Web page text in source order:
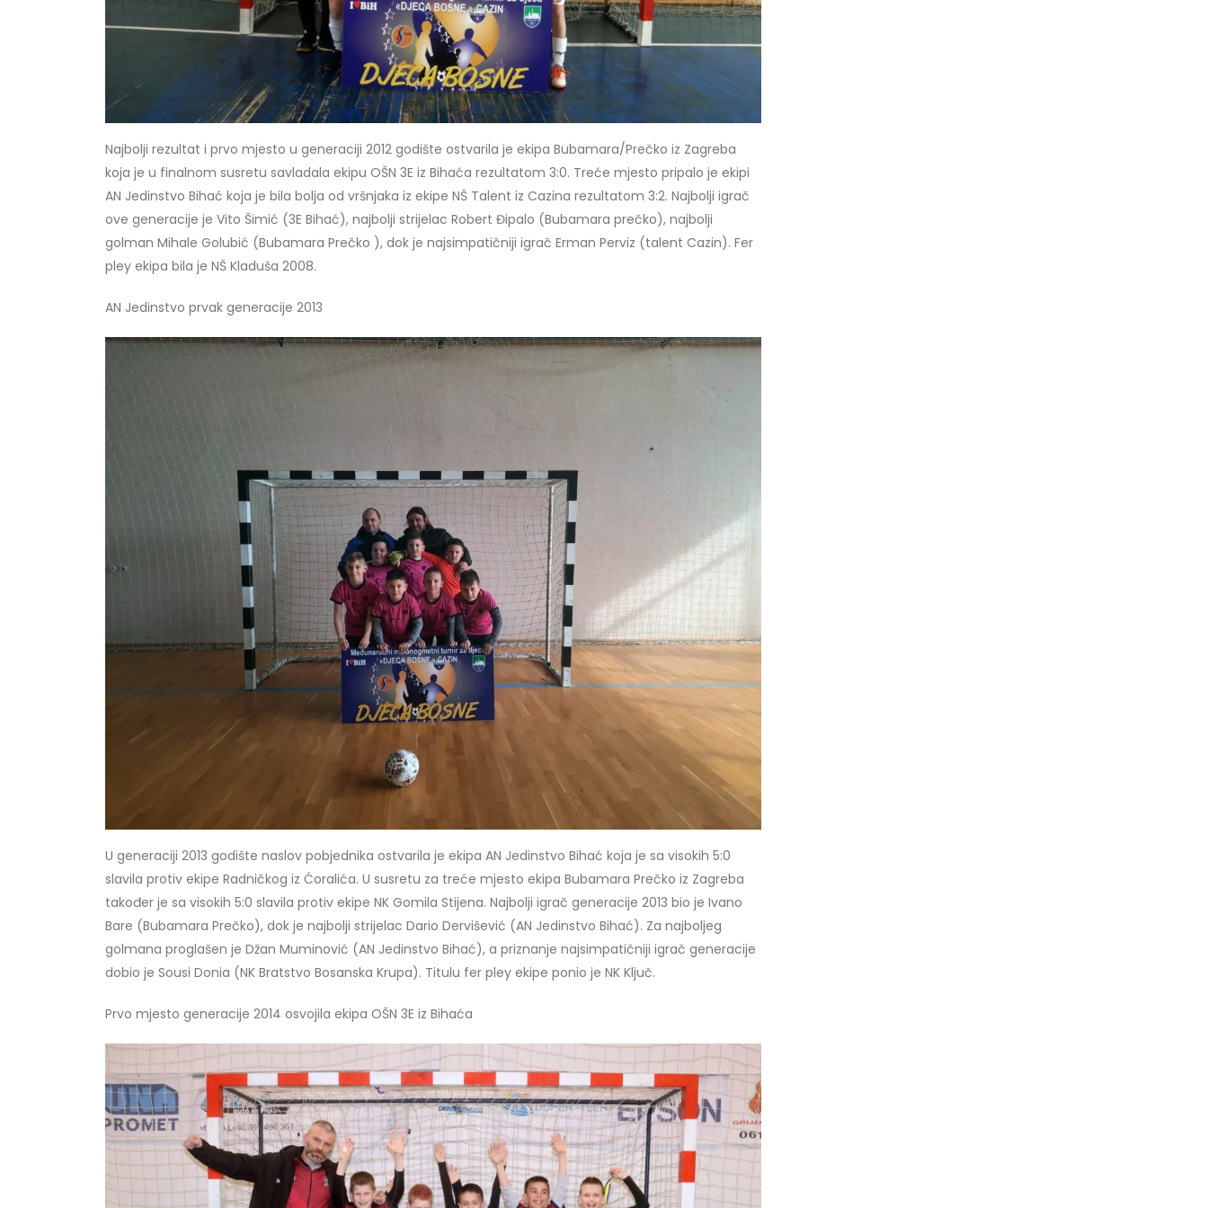
Najbolji rezultat i prvo mjesto u generaciji 2012 godište ostvarila je ekipa Bubamara/Prečko iz Zagreba
koja je u finalnom susretu savladala ekipu OŠN 3E iz Bihaća rezultatom 3:0. Treće mjesto pripalo je ekipi
AN Jedinstvo Bihać koja je bila bolja od vršnjaka iz ekipe NŠ Talent iz Cazina rezultatom 3:2. Najbolji igrač
ove generacije je Vito Šimić (3E Bihać), najbolji strijelac Robert Đipalo (Bubamara prečko), najbolji
golman Mihale Golubić (Bubamara Prečko ), dok je najsimpatičniji igrač Erman Perviz (talent Cazin). Fer
pley ekipa bila je NŠ Kladuša 2008.
AN Jedinstvo prvak generacije 2013
U generaciji 2013 godište naslov pobjednika ostvarila je ekipa AN Jedinstvo Bihać koja je sa visokih 5:0
slavila protiv ekipe Radničkog iz Ćoralića. U susretu za treće mjesto ekipa Bubamara Prečko iz Zagreba
također je sa visokih 5:0 slavila protiv ekipe NK Gomila Stijena. Najbolji igrač generacije 2013 bio je Ivano
Bare (Bubamara Prečko), dok je najbolji strijelac Dario Dervišević (AN Jedinstvo Bihać). Za najboljeg
golmana proglašen je Džan Muminović (AN Jedinstvo Bihać), a priznanje najsimpatičniji igrač generacije
dobio je Sousi Donia (NK Bratstvo Bosanska Krupa). Titulu fer pley ekipe ponio je NK Ključ.
Prvo mjesto generacije 2014 osvojila ekipa OŠN 3E iz Bihaća